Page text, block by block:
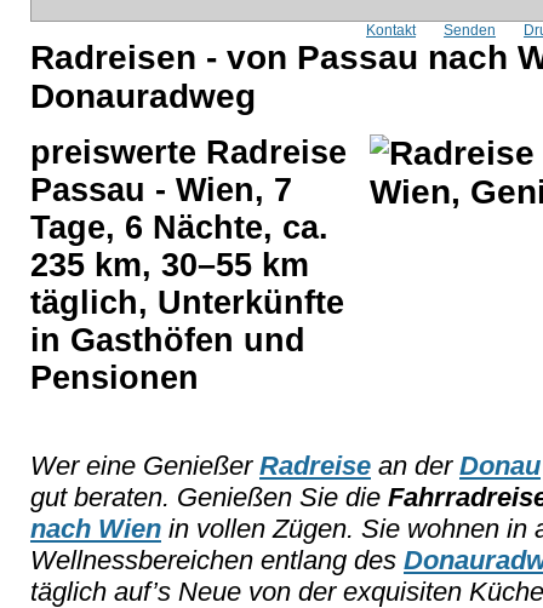
Kontakt Senden
Radreisen - von Passau nach
Donauradweg
preiswerte Radreise
Passau - Wien, 7
Tage, 6 Nächte, ca.
235 km, 30–55 km
täglich, Unterkünfte
in Gasthöfen und
Pensionen
Wer eine Genießer Radreise an der Donau
gut beraten. Genießen Sie die
nach Wien in vollen Zügen. Sie wohnen in
Wellnessbereichen entlang des
täglich auf’s Neue von der exquisiten